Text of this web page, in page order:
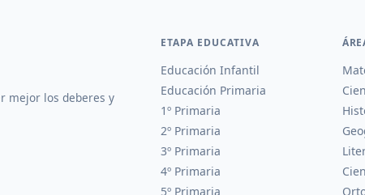
mejor los deberes y
ETAPA EDUCATIVA
Educación Infantil
Educación Primaria
1º Primaria
2º Primaria
3º Primaria
4º Primaria
5º Primaria